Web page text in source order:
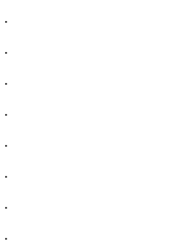
·
·
·
·
·
·
·
·